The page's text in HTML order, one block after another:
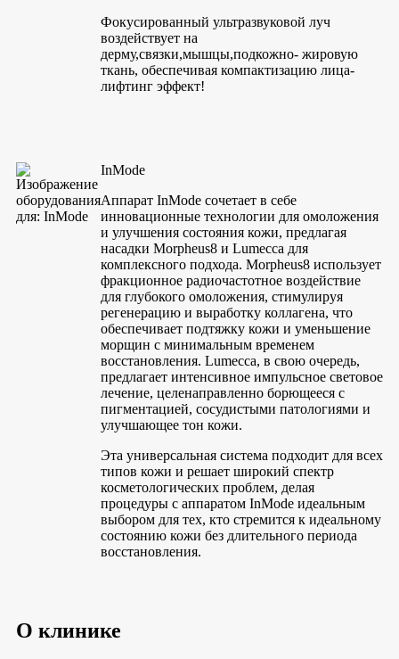
Фокусированный ультразвуковой луч
воздействует на
дерму,связки,мышцы,подкожно- жировую
ткань, обеспечивая компактизацию лица-
лифтинг эффект!
InMode
Аппарат InMode сочетает в себе
инновационные технологии для омоложения
и улучшения состояния кожи, предлагая
насадки Morpheus8 и Lumecca для
комплексного подхода. Morpheus8 использует
фракционное радиочастотное воздействие
для глубокого омоложения, стимулируя
регенерацию и выработку коллагена, что
обеспечивает подтяжку кожи и уменьшение
морщин с минимальным временем
восстановления. Lumecca, в свою очередь,
предлагает интенсивное импульсное световое
лечение, целенаправленно борющееся с
пигментацией, сосудистыми патологиями и
улучшающее тон кожи.
Эта универсальная система подходит для всех
типов кожи и решает широкий спектр
косметологических проблем, делая
процедуры с аппаратом InMode идеальным
выбором для тех, кто стремится к идеальному
состоянию кожи без длительного периода
восстановления.
О клинике